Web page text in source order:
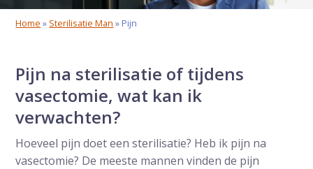
Home » Sterilisatie Man » Pijn
Pijn na sterilisatie of tijdens
vasectomie, wat kan ik
verwachten?
Hoeveel pijn doet een sterilisatie? Heb ik pijn na
vasectomie? De meeste mannen vinden de pijn